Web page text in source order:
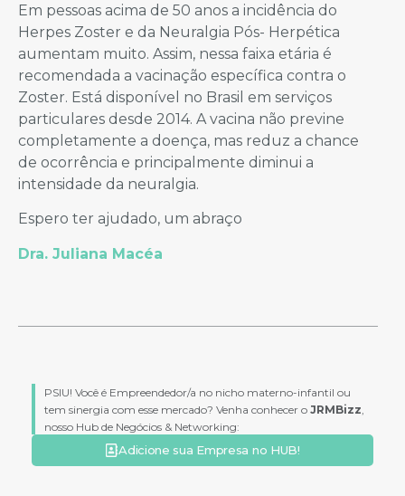
Em pessoas acima de 50 anos a incidência do
Herpes Zoster e da Neuralgia Pós- Herpética
aumentam muito. Assim, nessa faixa etária é
recomendada a vacinação específica contra o
Zoster. Está disponível no Brasil em serviços
particulares desde 2014. A vacina não previne
completamente a doença, mas reduz a chance
de ocorrência e principalmente diminui a
intensidade da neuralgia.
Espero ter ajudado, um abraço
Dra. Juliana Macéa
PSIU! Você é Empreendedor/a no nicho materno-infantil ou
tem sinergia com esse mercado? Venha conhecer o JRMBizz,
nosso Hub de Negócios & Networking:
Adicione sua Empresa no HUB!